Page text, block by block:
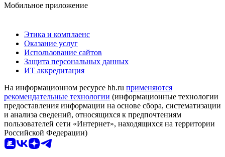
Мобильное приложение
Этика и комплаенс
Оказание услуг
Использование сайтов
Защита персональных данных
ИТ аккредитация
На информационном ресурсе hh.ru применяются
рекомендательные технологии (информационные технологии
предоставления информации на основе сбора, систематизации
и анализа сведений, относящихся к предпочтениям
пользователей сети «Интернет», находящихся на территории
Российской Федерации)